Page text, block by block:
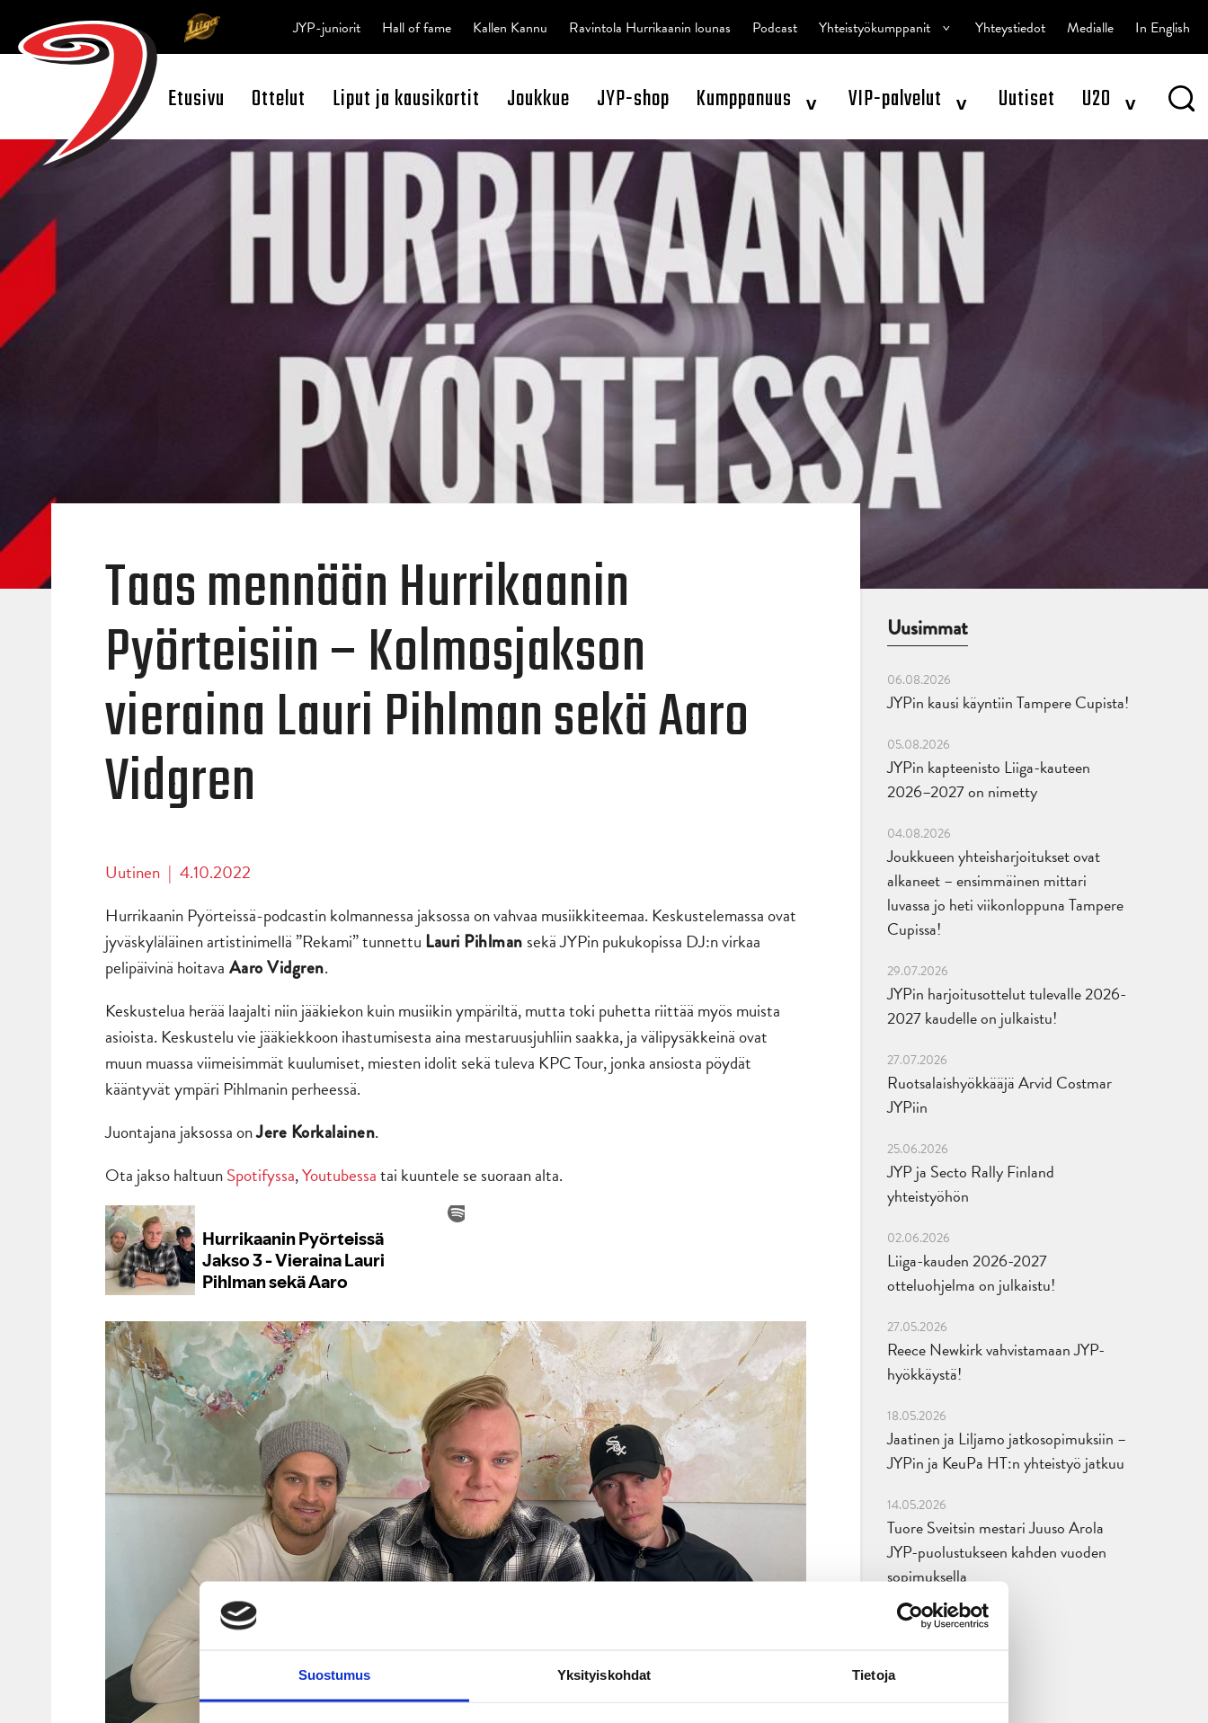
Suostumus Yksityiskohdat Tietoja
Open Search
Etusivu Ottelut Liput ja kausikortit Joukkue JYP-shop Kumppanuus ^ VIP-palvelut ^ Uutiset U20 ^
JYP-juniorit Hall of fame Kallen Kannu Ravintola Hurrikaanin lounas Podcast Yhteistyökumppanit ^ Yhteystiedot Medialle In English
Taas mennään Hurrikaanin
Pyörteisiin – Kolmosjakson
vieraina Lauri Pihlman sekä Aaro
Vidgren
Uutinen | 4.10.2022
Hurrikaanin Pyörteissä-podcastin kolmannessa jaksossa on vahvaa musiikkiteemaa. Keskustelemassa ovat
jyväskyläläinen artistinimellä ”Rekami” tunnettu Lauri Pihlman sekä JYPin pukukopissa DJ:n virkaa
pelipäivinä hoitava Aaro Vidgren.
Keskustelua herää laajalti niin jääkiekon kuin musiikin ympäriltä, mutta toki puhetta riittää myös muista
asioista. Keskustelu vie jääkiekkoon ihastumisesta aina mestaruusjuhliin saakka, ja välipysäkkeinä ovat
muun muassa viimeisimmät kuulumiset, miesten idolit sekä tuleva KPC Tour, jonka ansiosta pöydät
kääntyvät ympäri Pihlmanin perheessä.
Juontajana jaksossa onJere Korkalainen.
Ota jakso haltuunSpotifyssa,Youtubessatai kuuntele se suoraan alta.
Uusimmat
06.08.2026
JYPin kausi käyntiin Tampere Cupista!
05.08.2026
JYPin kapteenisto Liiga-kauteen
2026–2027 on nimetty
04.08.2026
Joukkueen yhteisharjoitukset ovat
alkaneet – ensimmäinen mittari
luvassa jo heti viikonloppuna Tampere
Cupissa!
29.07.2026
JYPin harjoitusottelut tulevalle 2026-
2027 kaudelle on julkaistu!
27.07.2026
Ruotsalaishyökkääjä Arvid Costmar
JYPiin
25.06.2026
JYP ja Secto Rally Finland
yhteistyöhön
02.06.2026
Liiga-kauden 2026-2027
otteluohjelma on julkaistu!
27.05.2026
Reece Newkirk vahvistamaan JYP-
hyökkäystä!
18.05.2026
Jaatinen ja Liljamo jatkosopimuksiin –
JYPin ja KeuPa HT:n yhteistyö jatkuu
14.05.2026
Tuore Sveitsin mestari Juuso Arola
JYP-puolustukseen kahden vuoden
sopimuksella